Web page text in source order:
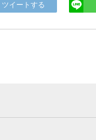
ツイートする